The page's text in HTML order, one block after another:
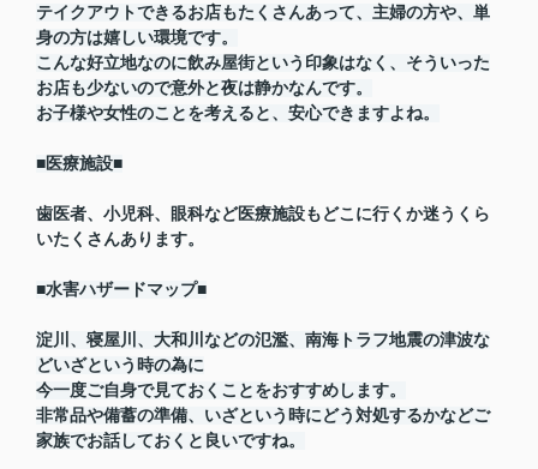
テイクアウトできるお店もたくさんあって、主婦の方や、単
身の方は嬉しい環境です。
こんな好立地なのに飲み屋街という印象はなく、そういった
お店も少ないので意外と夜は静かなんです。
お子様や女性のことを考えると、安心できますよね。
■医療施設■
歯医者、小児科、眼科など医療施設もどこに行くか迷うくら
いたくさんあります。
■水害ハザードマップ■
淀川、寝屋川、大和川などの氾濫、南海トラフ地震の津波な
どいざという時の為に
今一度ご自身で見ておくことをおすすめします。
非常品や備蓄の準備、いざという時にどう対処するかなどご
家族でお話しておくと良いですね。